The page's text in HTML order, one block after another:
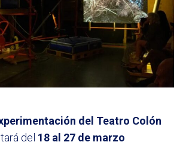
del Teatro Colón
del 18 al 27 de marzo